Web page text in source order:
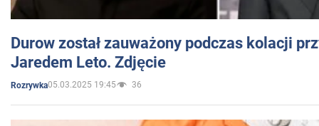
Durow został zauważony podczas kolacji
Jaredem Leto. Zdjęcie
Rozrywka05.03.2025 19:45 36